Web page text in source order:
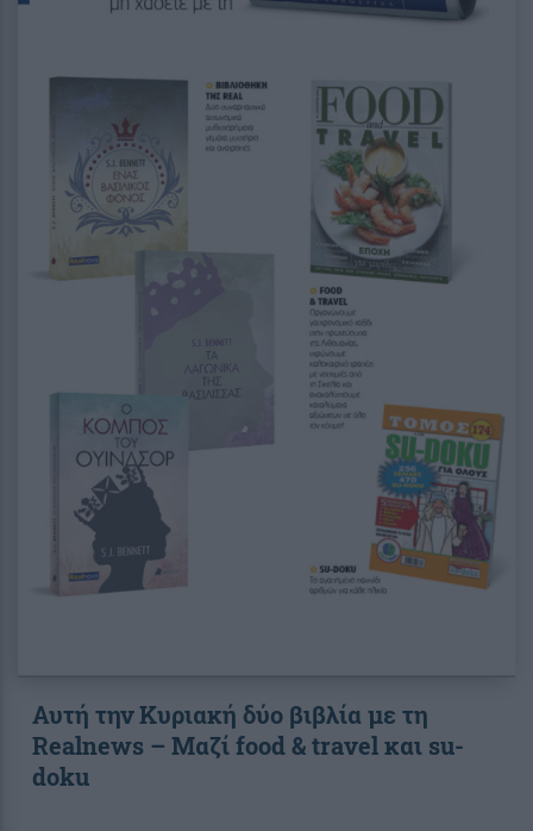
Αυτή την Κυριακή δύο βιβλία με τη
Realnews – Μαζί food & travel και su-
doku